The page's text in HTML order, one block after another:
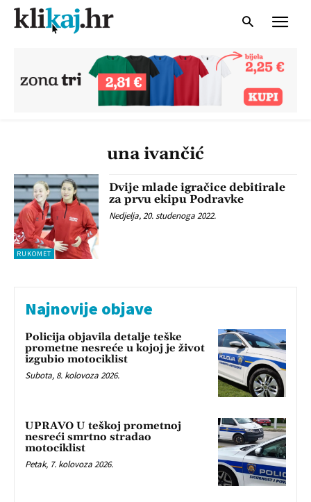
una ivančić
RUKOMET
Dvije mlade igračice debitirale
za prvu ekipu Podravke
Nedjelja, 20. studenoga 2022.
Najnovije objave
Policija objavila detalje teške
prometne nesreće u kojoj je život
izgubio motociklist
Subota, 8. kolovoza 2026.
UPRAVO U teškoj prometnoj
nesreći smrtno stradao
motociklist
Petak, 7. kolovoza 2026.